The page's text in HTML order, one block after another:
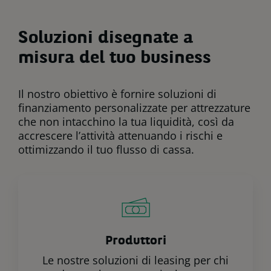
Soluzioni disegnate a
misura del tuo business
Il nostro obiettivo è fornire soluzioni di
finanziamento personalizzate per attrezzature
che non intacchino la tua liquidità, così da
accrescere l’attività attenuando i rischi e
ottimizzando il tuo flusso di cassa.
Produttori
Le nostre soluzioni di leasing per chi